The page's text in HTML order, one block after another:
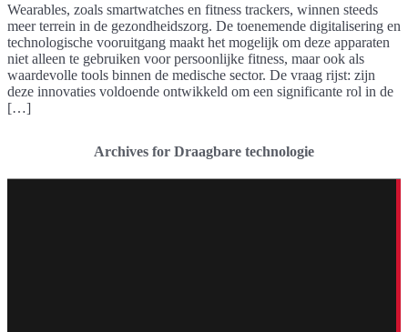
Wearables, zoals smartwatches en fitness trackers, winnen steeds
meer terrein in de gezondheidszorg. De toenemende digitalisering en
technologische vooruitgang maakt het mogelijk om deze apparaten
niet alleen te gebruiken voor persoonlijke fitness, maar ook als
waardevolle tools binnen de medische sector. De vraag rijst: zijn
deze innovaties voldoende ontwikkeld om een significante rol in de
[…]
Archives for Draagbare technologie